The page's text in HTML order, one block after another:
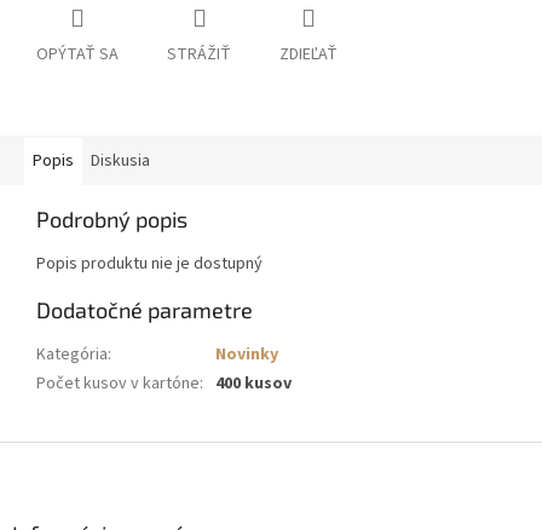
OPÝTAŤ SA STRÁŽIŤ ZDIEĽAŤ
Popis Diskusia
Podrobný popis
Popis produktu nie je dostupný
Dodatočné parametre
Kategória:
Novinky
Počet kusov v kartóne: 400 kusov